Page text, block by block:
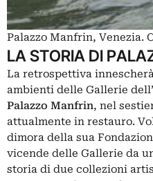
Palazzo Manfrin, Venezia.
LA STORIA DI
La retrospettiva
ambienti delle Gallerie
Palazzo Manfrin, nel
attualmente in restauro.
dimora della sua
vicende delle Gallerie da
storia di due collezioni